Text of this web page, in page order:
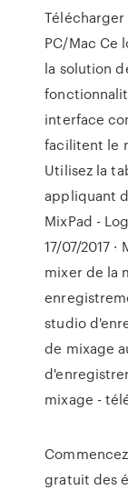
PC/Mac
la solution
interface
facilitent le
Utilisez la
appliquant
MixPad -
17/07/2017
mixer de la
studio
de mixage
mixage -
gratuit des